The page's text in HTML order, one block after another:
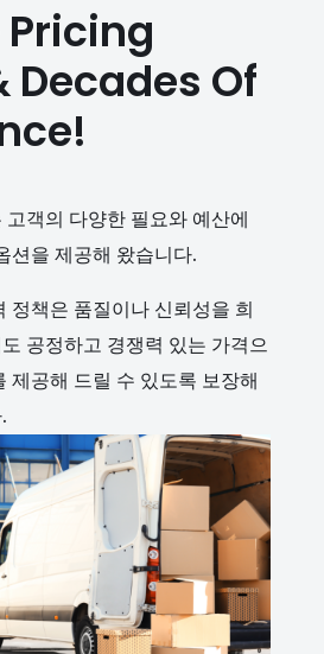
Pricing
Decades Of
객의 다양한 필요와 예산에
션을 제공해 왔습니다.
정책은 품질이나 신뢰성을 희
공정하고 경쟁력 있는 가격으
제공해 드릴 수 있도록 보장해